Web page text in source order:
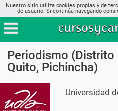
Nuestro sitio utiliza cookies propias y de
de usuario. Si continúa navegando
Periodismo
Quito, Pichincha)
Universidad